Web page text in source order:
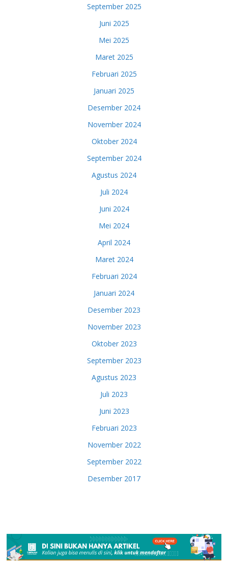
September 2025
Juni 2025
Mei 2025
Maret 2025
Februari 2025
Januari 2025
Desember 2024
November 2024
Oktober 2024
September 2024
Agustus 2024
Juli 2024
Juni 2024
Mei 2024
April 2024
Maret 2024
Februari 2024
Januari 2024
Desember 2023
November 2023
Oktober 2023
September 2023
Agustus 2023
Juli 2023
Juni 2023
Februari 2023
November 2022
September 2022
Desember 2017